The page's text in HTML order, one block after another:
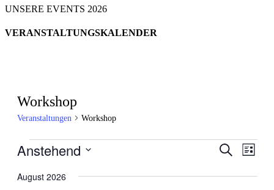
UNSERE EVENTS 2026
VERANSTALTUNGSKALENDER
Workshop
Veranstaltungen Workshop
Veranstaltungen
und
Suche
Liste
Anstehend
wählen.
August 2026